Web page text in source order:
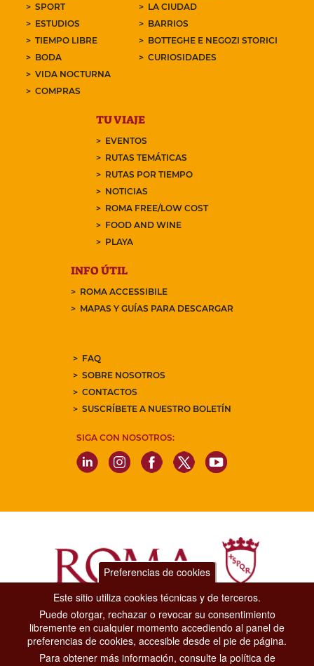
SPORT
ESTUDIOS
TIEMPO LIBRE
BODA
VIDA NOCTURNA
COMPRAS
LA CIUDAD
BARRIOS
BOTTEGHE E NEGOZI STORICI
CURIOSIDADES
TU VIAJE
EVENTOS
RUTAS TEMÁTICAS
RUTAS POR TIEMPO
NOTICIAS
ROMA FREE/LOW COST
FOOD AND WINE
PLAYA
INFO ÚTIL
ROMA ACCESSIBILE
MAPAS Y GUÍAS PARA DESCARGAR
FAQ
SOBRE NOSOTROS
CONTACTOS
SUSCRÍBETE A NUESTRO BOLETÍN
SIGA CON NOSOTROS:
Dipartimento Grandi Eventi, Sport, Turismo e Moda.
Via di San Basilio, 51
00187 Roma
Preferencias de cookies
Este sitio utiliza cookies técnicas y de terceros.
Puede otorgar, rechazar o revocar su consentimiento
libremente en cualquier momento accediendo al panel de
preferencias de cookies, accesible desde el pie de página.
Para obtener más información, consulte la política de